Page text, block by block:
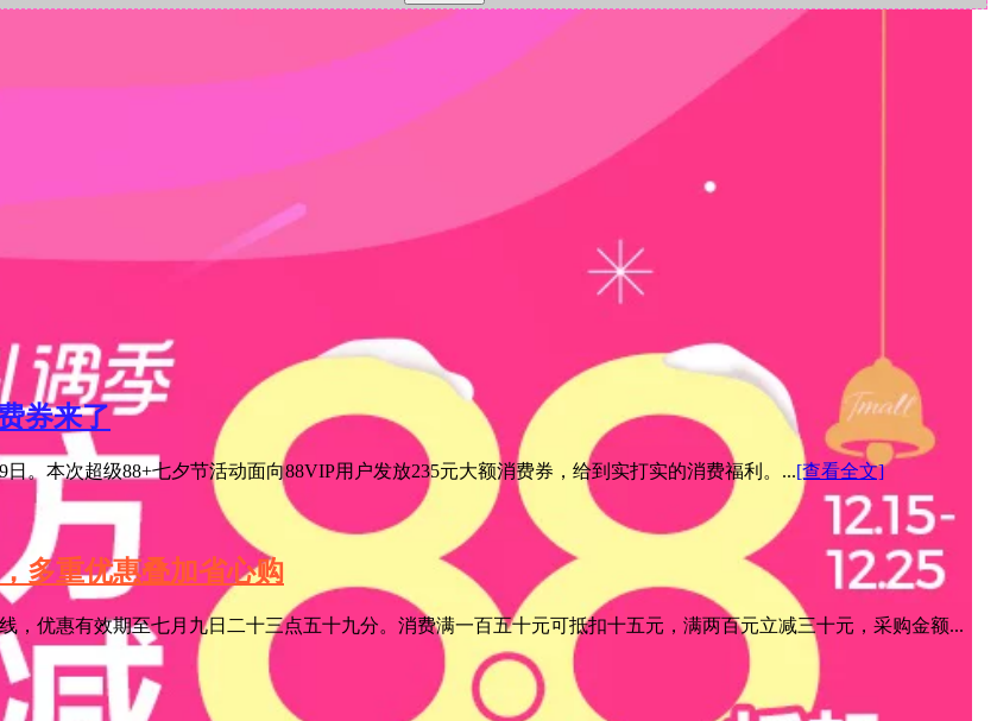
券来了
。本次超级88+七夕节活动面向88VIP用户发放235元大额消费券，给到实打实的消费福利。...[查看全文]
多重优惠叠加省心购
，优惠有效期至七月九日二十三点五十九分。消费满一百五十元可抵扣十五元，满两百元立减三十元，采购金额...